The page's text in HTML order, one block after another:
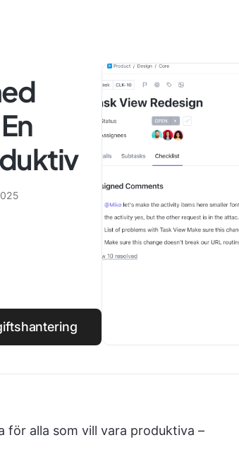
alla som vill vara produktiva –